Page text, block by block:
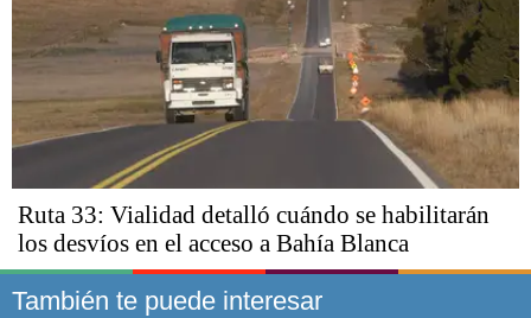
Ruta 33: Vialidad detalló cuándo se habilitarán
los desvíos en el acceso a Bahía Blanca
También te puede interesar